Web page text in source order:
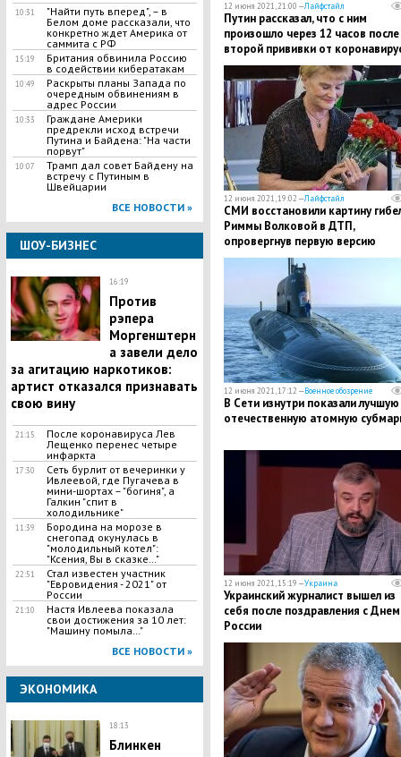
10:31
"Найти путь вперед", – в
Белом доме рассказали, что
конкретно ждет Америка от
саммита с РФ
15:19
Британия обвинила Россию
в содействии кибератакам
10:49
Раскрыты планы Запада по
очередным обвинениям в
адрес России
10:33
Граждане Америки
предрекли исход встречи
Путина и Байдена: "На части
порвут"
10:07
Трамп дал совет Байдену на
встречу с Путиным в
Швейцарии
ВСЕ НОВОСТИ »
ШОУ-БИЗНЕС
16:19
Против
рэпера
Моргенштерн
а завели дело
за агитацию наркотиков:
артист отказался признавать
свою вину
21:15
После коронавируса Лев
Лещенко перенес четыре
инфаркта
17:30
Сеть бурлит от вечеринки у
Ивлеевой, где Пугачева в
мини-шортах – "богиня", а
Галкин "спит в
холодильнике"
11:39
Бородина на морозе в
снегопад окунулась в
"молодильный котел":
"Ксения, Вы в сказке…"
22:51
Стал известен участник
"Евровидения - 2021" от
России
21:10
Настя Ивлеева показала
свои достижения за 10 лет:
"Машину помыла…"
ВСЕ НОВОСТИ »
ЭКОНОМИКА
18:13
Блинкен
12 июня 2021, 21:00 —Лайфстайл
Путин рассказал, что с ним
произошло через 12 часов после
второй прививки от
12 июня 2021, 19:02 —Лайфстайл
СМИ восстановили картину
Риммы Волковой в ДТП,
опровергнув первую версию
12 июня 2021, 17:12 —Военное обозрение
В Сети изнутри показали лучшую
отечественную атомную
12 июня 2021, 15:19 —Украина
Украинский журналист вышел из
себя после поздравления с Днем
России